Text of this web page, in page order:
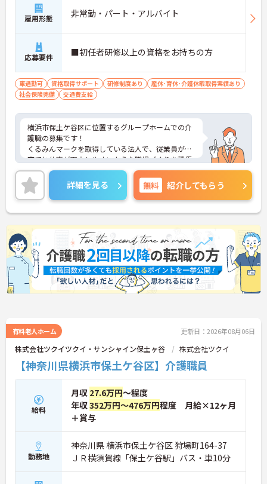
雇用形態 非常勤・パート・アルバイト
応募要件 ■初任者研修以上の資格をお持ちの方
車通勤可 資格取得サポート 研修制度あり
産休･育休･介護休暇取得実績あり
社会保険完備
交通費支給
横浜市保土ケ谷区に位置するグループホームでの介
護職の募集です！
くるみんマークを取得している法人で、従業員が子
育てと仕事が両立しやすいような職場づくりを積極
的に行っています。
ご興味ある方には、面接対策ポイントなど、さらに
詳細をお話しいたしますのでお気軽にご相談くださ
い！
詳細を見る 無料 紹介してもらう
有料老人ホーム 更新日：2026年08月06日
株式会社ツクイツクイ・サンシャイン保土ヶ谷 株式会社ツクイ
【神奈川県横浜市保土ケ谷区】介護職員
給料
月収 27.6万円～程度
年収352万円～476万円程度 月給×12ヶ月
＋賞与
勤務地
神奈川県 横浜市保土ケ谷区 狩場町164-37
ＪＲ横須賀線「保土ケ谷駅」バス・車10分